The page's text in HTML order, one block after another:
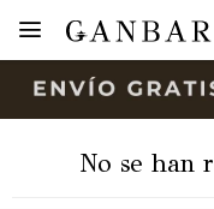

No se han